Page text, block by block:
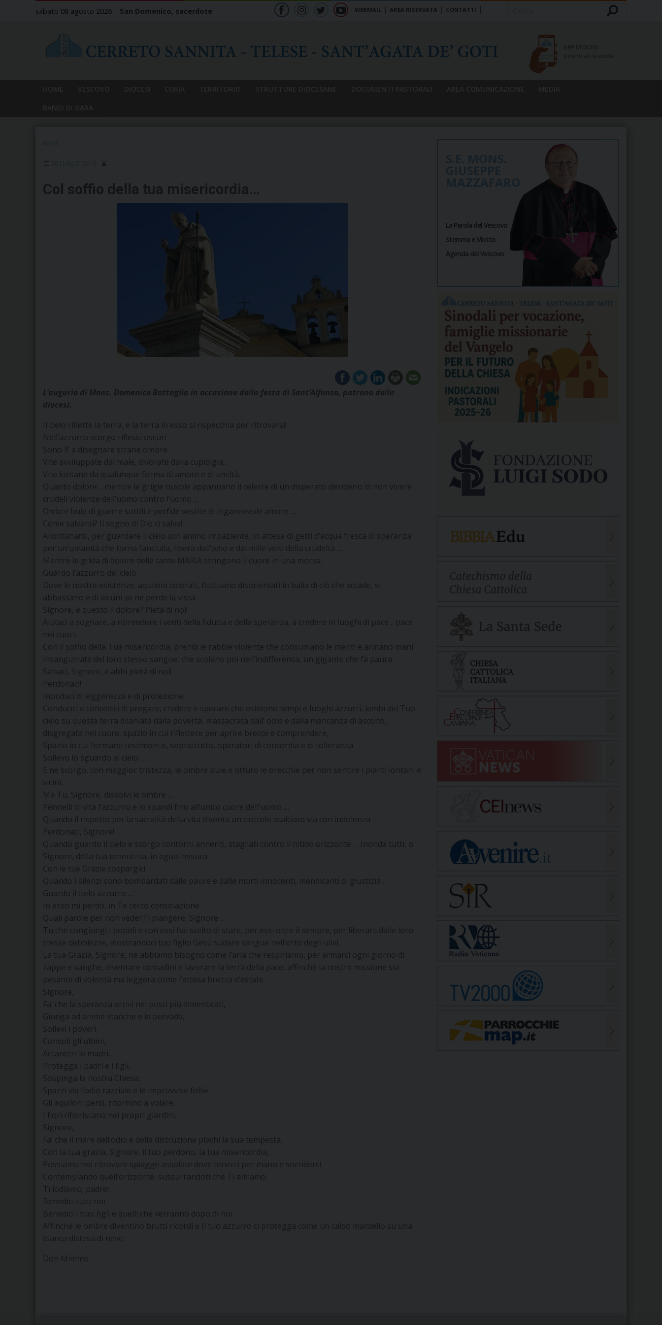
sabato 08 agosto 2026 San Domenico, sacerdote WEBMAIL AREA RISERVATA CONTATTI Cerca
Col soffio della tua misericordia…
L’augurio di Mons. Domenico Battaglia in occasione della festa di Sant’Alfonso, patrono della
diocesi.
Il cielo riflette la terra, e la terra in esso si rispecchia per ritrovarsi!
Nell’azzurro scorgo riflessi oscuri
Sono lì’ a disegnare strane ombre.
Vite avviluppate dal male, divorate dalla cupidigia,
Vite lontane da qualunque forma di amore e di umiltà.
Quanto dolore… mentre le grigie nuvole appannano il celeste di un disperato desiderio di non vivere
crudeli violenze dell’uomo contro l’uomo …
Ombre buie di guerre sottili e perfide vestite di ingannevole amore …
Come salvarsi? Il sogno di Dio ci salva!
Allontanarsi, per guardare il cielo con animo impaziente, in attesa di getti d’acqua fresca di speranza
per un’umanità che torna fanciulla, libera dall’odio e dai mille volti della crudeltà …
Mentre le grida di dolore delle tante MARIA stringono il cuore in una morsa.
Guardo l’azzurro del cielo
Dove le nostre esistenze, aquiloni colorati, fluttuano disorientati in balìa di ciò che accade, si
abbassano e di alcuni se ne perde la vista.
Signore, è questo il dolore? Pietà di noi!
Aiutaci a sognare, a riprendere i venti della fiducia e della speranza, a credere in luoghi di pace .. pace
nei cuori.
Con il soffio della Tua misericordia, prendi le rabbie violente che consumano le menti e armano mani
insanguinate del loro stesso sangue, che scolano poi nell’indifferenza, un gigante che fa paura.
Salvaci, Signore, e abbi pietà di noi!
Perdonaci!
Inondaci di leggerezza e di protezione.
Conducici e concedici di pregare, credere e sperare che esistono tempi e luoghi azzurri, lembi del Tuo
cielo su questa terra dilaniata dalla povertà, massacrata dall’ odio e dalla mancanza di ascolto,
disgregata nel cuore, spazio in cui riflettere per aprire brecce e comprendere,
Spazio in cui formarsi testimoni e, soprattutto, operatori di concordia e di tolleranza.
Sollevo lo sguardo al cielo …
E ne scorgo, con maggior tristezza, le ombre buie e otturo le orecchie per non sentire i pianti lontani e
vicini,
Ma Tu, Signore, dissolvi le ombre …
Pennelli di vita l’azzurro e lo spandi fino all’unico cuore dell’uomo …
Quando il rispetto per la sacralità della vita diventa un ciottolo scalciato via con indolenza
Perdonaci, Signore!
Quando guardo il cielo e scorgo contorni anneriti, stagliati contro il nitido orizzonte … Inonda tutti, o
Signore, della tua tenerezza, in egual misura.
Con le tue Grazie cospargici
Quando i silenzi sono bombardati dalle paure e dalle morti innocenti, mendicanti di giustizia ..
Guardo il cielo azzurro …
In esso mi perdo, in Te cerco consolazione.
Quali parole per non vederTi piangere, Signore ..
Tu che congiungi i popoli e con essi hai scelto di stare, per essi oltre il sempre, per liberarli dalle loro
stesse debolezze, mostrandoci tuo figlio Gesù sudare sangue nell’orto degli ulivi.
La tua Grazia, Signore, ne abbiamo bisogno come l’aria che respiriamo, per armarci ogni giorno di
zappe e vanghe, diventare contadini e lavorare la terra della pace, affinchè la nostra missione sia
pesante di volontà ma leggera come l’attesa brezza d’estate.
Signore,
Fa’ che la speranza arrivi nei posti più dimenticati,
Giunga ad anime stanche e le pervada,
Sollevi i poveri,
Consoli gli ultimi,
Accarezzi le madri,
Protegga i padri e i figli,
Sospinga la nostra Chiesa.
Spazzi via l’odio razziale e le improvvise follie.
Gli aquiloni persi, ritornino a volare,
I fiori rifioriscano nei propri giardini.
Signore,
Fa’ che il mare dell’odio e della distruzione plachi la sua tempesta.
Con la tua grazia, Signore, il tuo perdono, la tua misericordia,
Possiamo noi ritrovare spiagge assolate dove tenerci per mano e sorriderci
Contemplando quell’orizzonte, sussurrandoti che Ti amiamo.
Ti lodiamo, padre!
Benedici tutti noi
Benedici i tuoi figli e quelli che verranno dopo di noi
Affinchè le ombre diventino brutti ricordi e Il tuo azzurro ci protegga come un caldo mantello su una
bianca distesa di neve.
Don Mimmo
La Parola del Vescovo
Stemma e Motto
Agenda del Vescovo